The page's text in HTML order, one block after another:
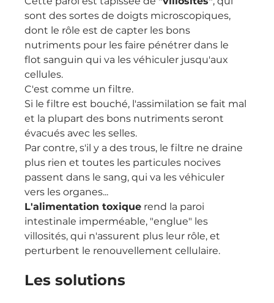
sont des sortes de doigts microscopiques,
dont le rôle est de capter les bons
nutriments pour les faire pénétrer dans le
flot sanguin qui va les véhiculer jusqu'aux
cellules.
C'est comme un filtre.
Si le filtre est bouché, l'assimilation se fait mal
et la plupart des bons nutriments seront
évacués avec les selles.
Par contre, s'il y a des trous, le filtre ne draine
plus rien et toutes les particules nocives
passent dans le sang, qui va les véhiculer
vers les organes...
L'alimentation toxique rend la paroi
intestinale imperméable, "englue" les
villosités, qui n'assurent plus leur rôle, et
perturbent le renouvellement cellulaire.
Les solutions